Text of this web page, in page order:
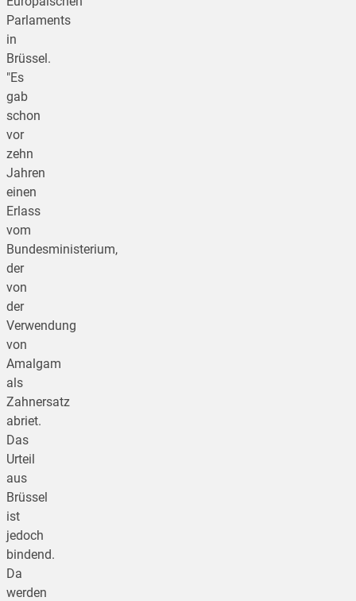
Parlaments
in
Brüssel.
"Es
gab
schon
vor
zehn
Jahren
einen
Erlass
vom
Bundesministerium,
der
von
der
Verwendung
von
Amalgam
als
Zahnersatz
abriet.
Das
Urteil
aus
Brüssel
ist
jedoch
bindend.
Da
werden